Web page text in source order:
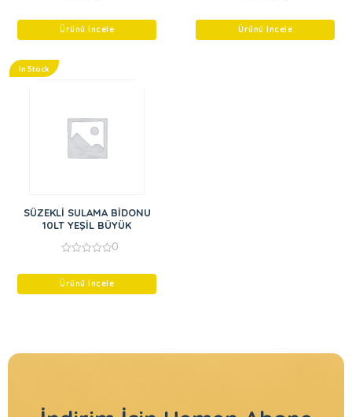
of
Ürünü İncele
of
Ürünü İncele
In Stock
SÜZEKLİ SULAMA BİDONU
10LT YEŞİL BÜYÜK
of
0
Ürünü İncele